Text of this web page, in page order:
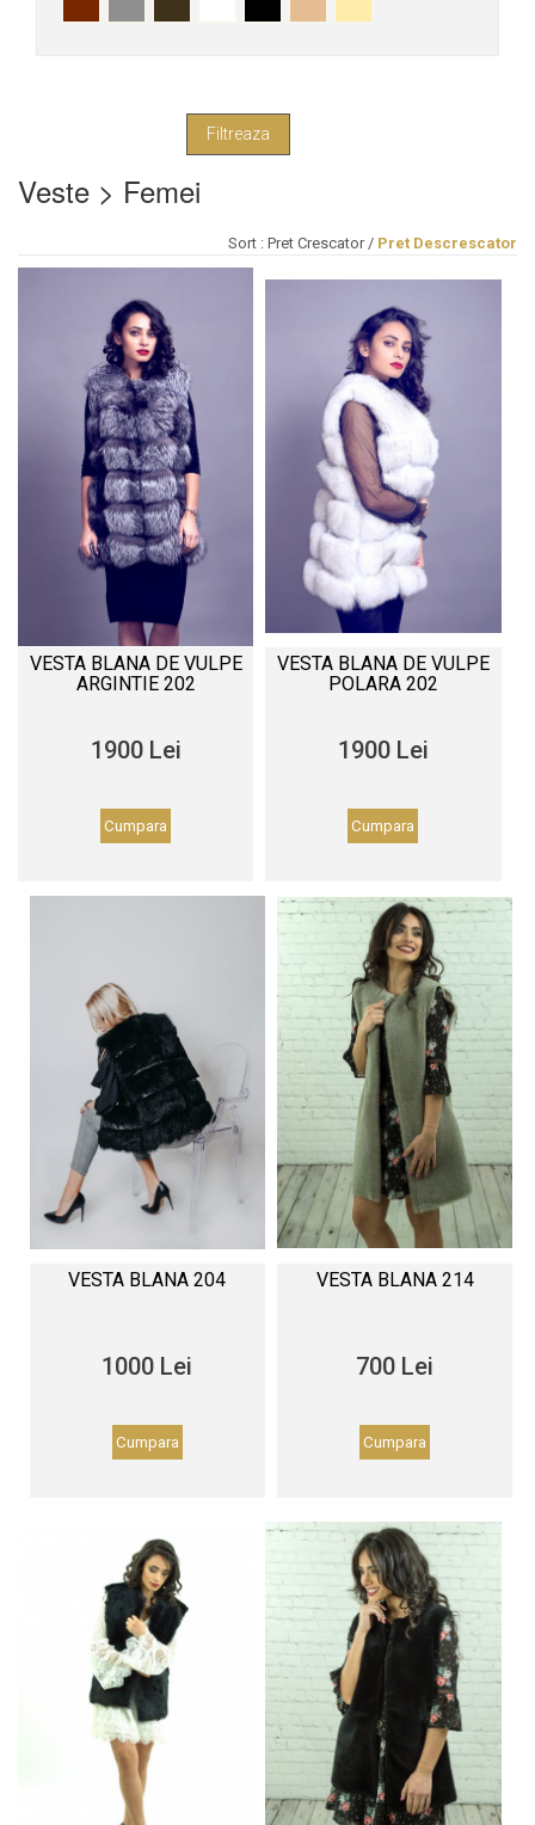
52
Veste > Femei
Sort : Pret Crescator/ Pret Descrescator
VESTA BLANA DE VULPE
ARGINTIE 202
1900 Lei
Cumpara
VESTA BLANA DE VULPE
POLARA 202
1900 Lei
Cumpara
VESTA BLANA 204
1000 Lei
Cumpara
VESTA BLANA 214
700 Lei
Cumpara